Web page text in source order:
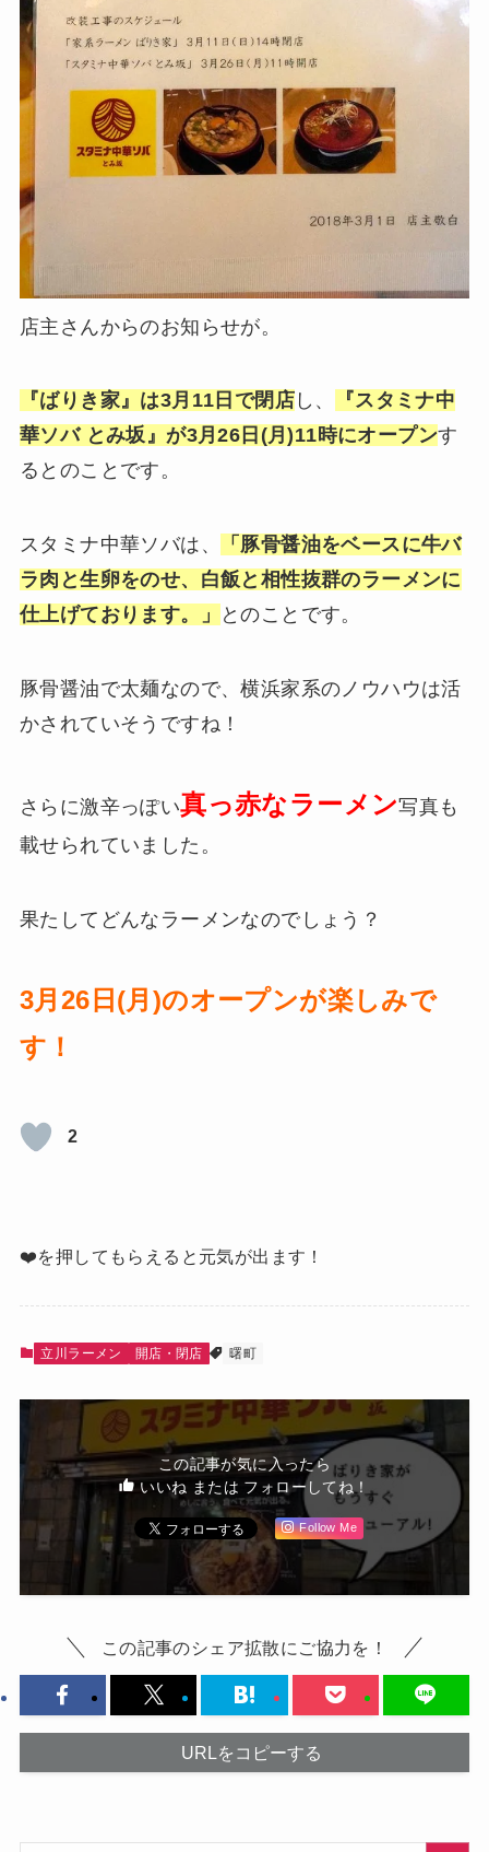
店主さんからのお知らせが。
『ばりき家』は3月11日で閉店し、
『スタミナ中
華ソバ とみ坂』が3月26日(月)11時にオープンす
るとのことです。
スタミナ中華ソバは、
「豚骨醤油をベースに牛バ
ラ肉と生卵をのせ、白飯と相性抜群のラーメンに
仕上げております。」
とのことです。
豚骨醤油で太麺なので、横浜家系のノウハウは活
かされていそうですね！
さらに激辛っぽい真っ赤なラーメン写真も
載せられていました。
果たしてどんなラーメンなのでしょう？
3月26日(月)のオープンが楽しみで
す！
2
❤️を押してもらえると元気が出ます！
立川ラーメン 開店・閉店 曙町
この記事が気に入ったら
いいね または フォローしてね！
Follow Me
この記事のシェア拡散にご協力を！
URLをコピーする